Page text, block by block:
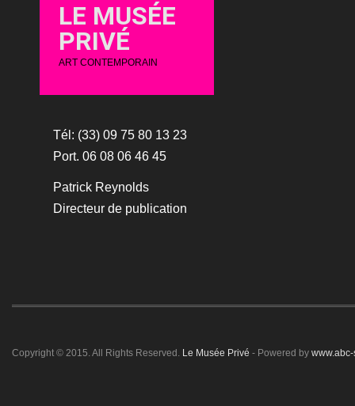
LE MUSÉE
PRIVÉ
ART CONTEMPORAIN
Tél: (33) 09 75 80 13 23
Port. 06 08 06 46 45
Patrick Reynolds
Directeur de publication
Copyright © 2015. All Rights Reserved. Le Musée Privé - Powered by